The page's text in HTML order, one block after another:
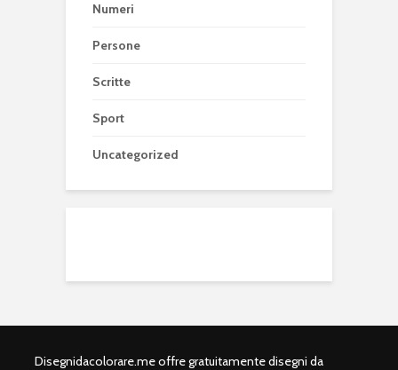
Numeri
Persone
Scritte
Sport
Uncategorized
Disegnidacolorare.me offre gratuitamente disegni da